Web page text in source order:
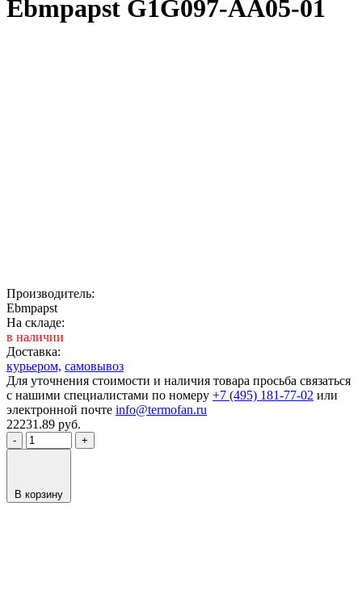
Ebmpapst G1G097-AA05-01
Производитель:
Ebmpapst
На складе:
в наличии
Доставка:
курьером, самовывоз
Для уточнения стоимости и наличия товара просьба связаться
с нашими специалистами по номеру +7 (495) 181-77-02 или
электронной почте info@termofan.ru
22231.89 руб.
- +
В корзину